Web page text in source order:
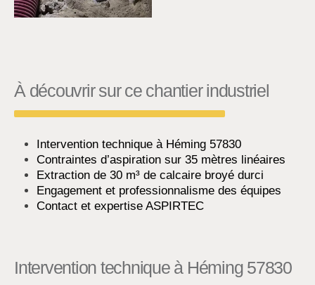
À découvrir sur ce chantier industriel
Intervention technique à Héming 57830
Contraintes d’aspiration sur 35 mètres linéaires
Extraction de 30 m³ de calcaire broyé durci
Engagement et professionnalisme des équipes
Contact et expertise ASPIRTEC
Intervention technique à Héming 57830